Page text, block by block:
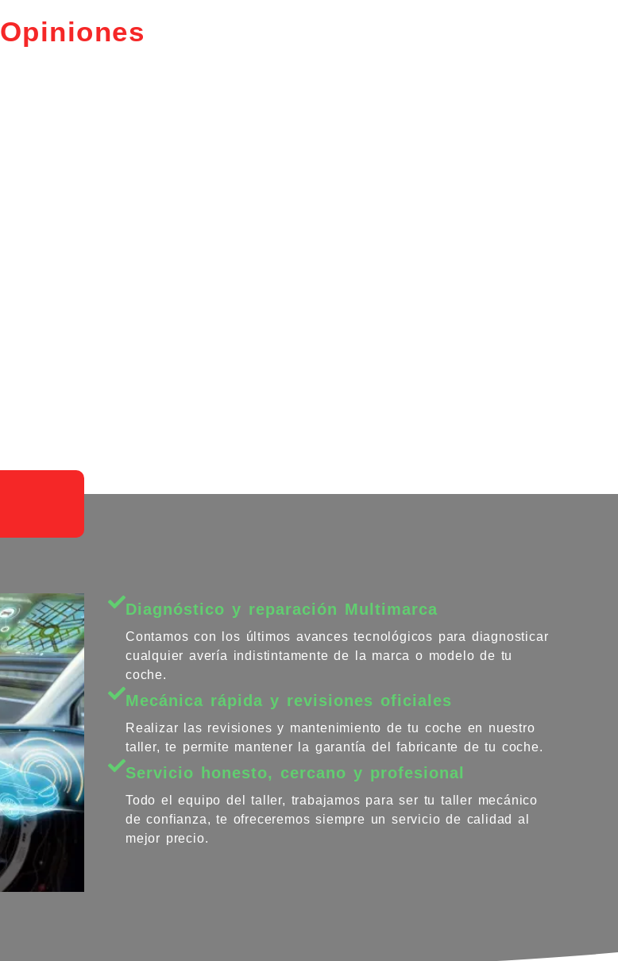
Opiniones
Diagnóstico y reparación Multimarca
Contamos con los últimos avances tecnológicos para diagnosticar
cualquier avería indistintamente de la marca o modelo de tu
coche.
Mecánica rápida y revisiones oficiales
Realizar las revisiones y mantenimiento de tu coche en nuestro
taller, te permite mantener la garantía del fabricante de tu coche.
Servicio honesto, cercano y profesional
Todo el equipo del taller, trabajamos para ser tu taller mecánico
de confianza, te ofreceremos siempre un servicio de calidad al
mejor precio.